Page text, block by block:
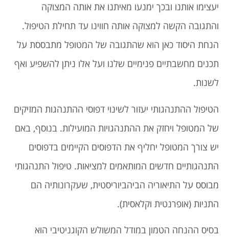
יעצימו אותנו ובכך ימנעו מאיתנו את אותה המצוקה
והתגובה הקשה למצוקה אותה חווינו עד תחילת הטיפול.
הנחת היסוד כאן הוא שהתגובה של המטופל מתבססת על
תכנים מחשבתיים פנימיים שלנו ועל אלו ניתן להשפיע ואף
לשנות.
הטיפול ההתנהגותי יעזור לשינוי דפוסי ההתנהגות המזיקים
של המטופל ויחזק את ההתנהגויות המועילות. בנוסף, באם
יש צורך המטופל יחליף את הדפוסים הקיימים בדפוסים
התנהגותיים חדשים המותאמים למציאות. טיפול התנהגותי
מבוסס על התיאוריה הביהביוריסטית, שעקרונותיה הם
התניות (אופרנטית וקלאסית).
בסיס ההנחה הטמון במודל המשולש הקוגניטיבי הוא